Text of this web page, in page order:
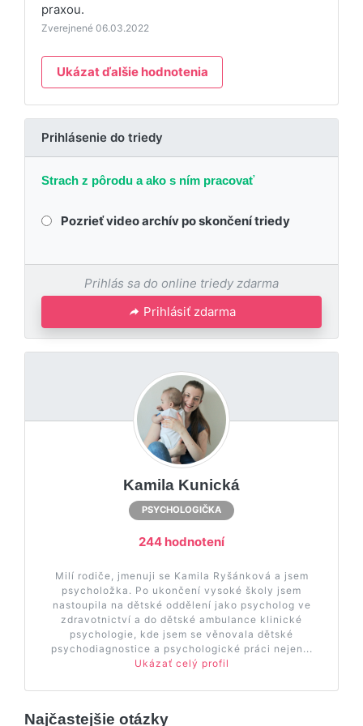
praxou.
Zverejnené 06.03.2022
Ukázat ďalšie hodnotenia
Prihlásenie do triedy
Strach z pôrodu a ako s ním pracovať
Pozrieť video archív po skončení triedy
Prihlás sa do online triedy zdarma
Prihlásiť zdarma
Kamila Kunická
PSYCHOLOGIČKA
244 hodnotení
Milí rodiče, jmenuji se Kamila Ryšánková a jsem
psycholožka. Po ukončení vysoké školy jsem
nastoupila na dětské oddělení jako psycholog ve
zdravotnictví a do dětské ambulance klinické
psychologie, kde jsem se věnovala dětské
psychodiagnostice a psychologické práci nejen...
Ukázať celý profil
Najčastejšie otázky